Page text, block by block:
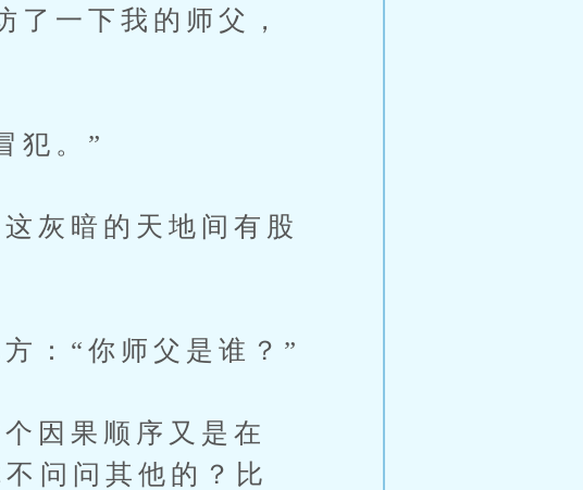
一下我的师父，
犯。”
灰暗的天地间有股
：“你师父是谁？”
因果顺序又是在
问问其他的？比